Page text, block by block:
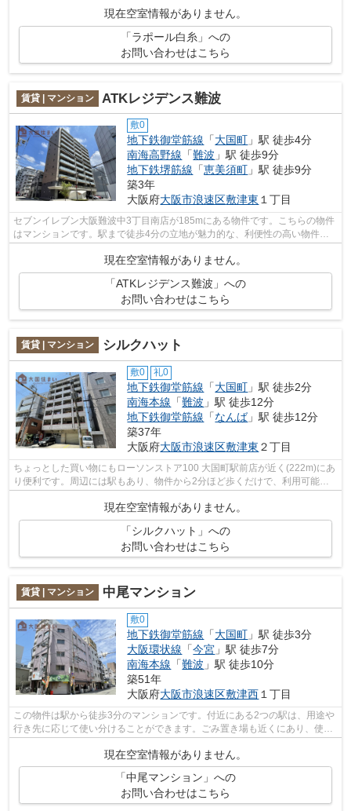
現在空室情報がありません。
「ラポール白糸」への
お問い合わせはこちら
賃貸 | マンション ATKレジデンス難波
敷0
地下鉄御堂筋線 「大国町 」駅 徒歩4分
南海高野線 「難波 」駅 徒歩9分
地下鉄堺筋線 「恵美須町 」駅 徒歩9分
築3年
大阪府大阪市浪速区敷津東 １丁目
セブンイレブン大阪難波中3丁目南店が185mにある物件です。こちらの物件
はマンションです。駅まで徒歩4分の立地が魅力的な、利便性の高い物件で
現在空室情報がありません。
「ATKレジデンス難波」への
お問い合わせはこちら
賃貸 | マンション シルクハット
敷0 礼0
地下鉄御堂筋線 「大国町 」駅 徒歩2分
南海本線 「難波 」駅 徒歩12分
地下鉄御堂筋線 「なんば」駅 徒歩12分
築37年
大阪府大阪市浪速区敷津東 ２丁目
ちょっとした買い物にもローソンストア100 大国町駅前店が近く(222m)にあ
り便利です。周辺には駅もあり、物件から2分ほど歩くだけで、利用可能で
現在空室情報がありません。
「シルクハット」への
お問い合わせはこちら
賃貸 | マンション 中尾マンション
敷0
地下鉄御堂筋線 「大国町 」駅 徒歩3分
大阪環状線 「今宮 」駅 徒歩7分
南海本線 「難波 」駅 徒歩10分
築51年
大阪府大阪市浪速区敷津西 １丁目
この物件は駅から徒歩3分のマンションです。付近にある2つの駅は、用途や
行き先に応じて使い分けることができます。ごみ置き場も近くにあり、使い
勝手もいいです。「中尾マンション」...
現在空室情報がありません。
「中尾マンション」への
お問い合わせはこちら